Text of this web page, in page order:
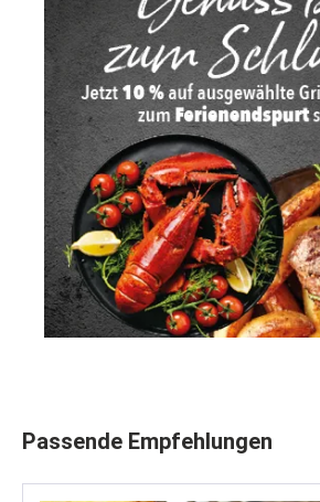
Produktgalerie überspringen
Passende Empfehlungen